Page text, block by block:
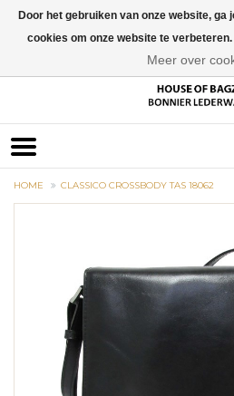
HOME CLASSICO CROSSBODY TAS 18062
Door het gebruiken van onze website,
cookies om onze website te verbeteren.
Meer over